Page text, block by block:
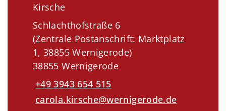
Kirsche
Schlachthofstraße 6
(Zentrale Postanschrift: Marktplatz
1, 38855 Wernigerode)
38855 Wernigerode
+49 3943 654 515
carola.kirsche@wernigerode.de